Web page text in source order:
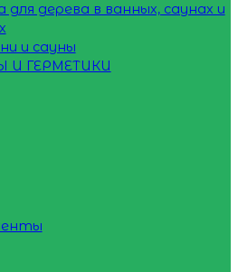
для дерева в ванных, саунах и
и сауны
И ГЕРМЕТИКИ